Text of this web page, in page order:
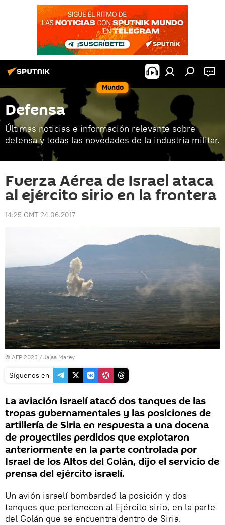
Mundo
Defensa
Últimas noticias e información relevante sobre
defensa y todas las novedades de la industria militar.
Fuerza Aérea de Israel ataca
al ejército sirio en la frontera
14:25 GMT 24.06.2017
© AFP 2023 / Jalaa Marey
Síguenos en
La aviación israelí atacó dos tanques de las
tropas gubernamentales y las posiciones de
artillería de Siria en respuesta a una docena
de proyectiles perdidos que explotaron
anteriormente en la parte controlada por
Israel de los Altos del Golán, dijo el servicio de
prensa del ejército israelí.
Un avión israelí bombardeó la posición y dos
tanques que pertenecen al Ejército sirio, en la parte
del Golán que se encuentra dentro de Siria.